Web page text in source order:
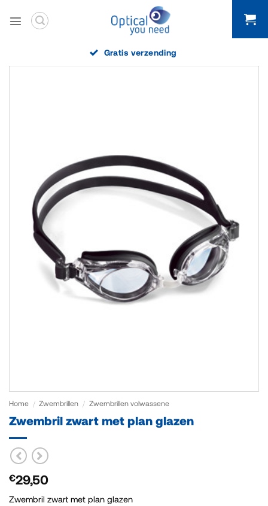
naar
Gratis verzending
Home / Zwembrillen / Zwembrillen volwassene
Zwembril zwart met plan glazen
€29,50
Zwembril zwart met plan glazen